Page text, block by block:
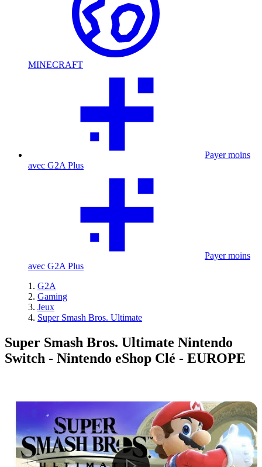
MINECRAFT
Payer moins
avec G2A Plus
Payer moins
avec G2A Plus
G2A
Gaming
Jeux
Super Smash Bros. Ultimate
Super Smash Bros. Ultimate Nintendo
Switch - Nintendo eShop Clé - EUROPE